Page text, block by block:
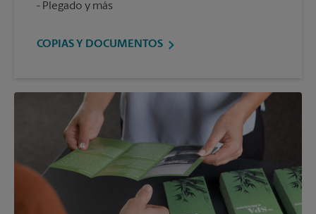
Plegado y más
COPIAS Y DOCUMENTOS